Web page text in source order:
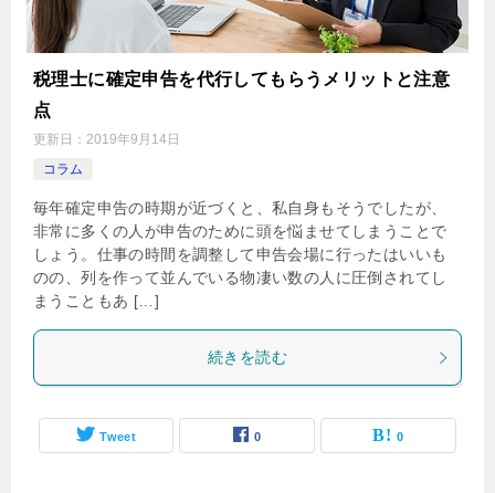
税理士に確定申告を代行してもらうメリットと注意
点
更新日： 2019年9月14日
コラム
毎年確定申告の時期が近づくと、私自身もそうでしたが、
非常に多くの人が申告のために頭を悩ませてしまうことで
しょう。仕事の時間を調整して申告会場に行ったはいいも
のの、列を作って並んでいる物凄い数の人に圧倒されてし
まうこともあ […]
続きを読む
Tweet 0 0